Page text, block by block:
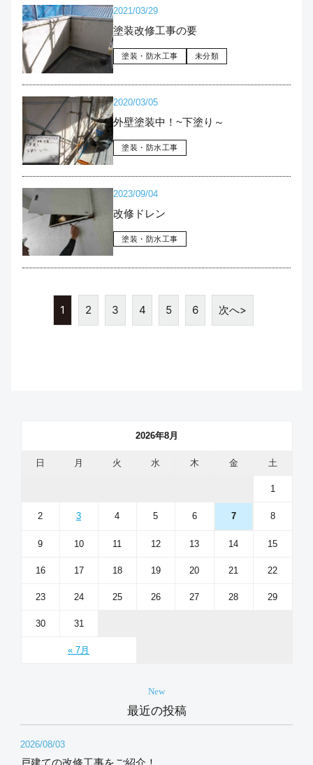
2021/03/29
塗装改修工事の要
塗装・防水工事 未分類
2020/03/05
外壁塗装中！~下塗り～
塗装・防水工事
2023/09/04
改修ドレン
塗装・防水工事
1 2 3 4 5 6 次へ>
2026年8月
日 月 火 水 木 金 土
« 7月
1
2 3 4 5 6 7 8
9 10 11 12 13 14 15
16 17 18 19 20 21 22
23 24 25 26 27 28 29
30 31
New
最近の投稿
2026/08/03